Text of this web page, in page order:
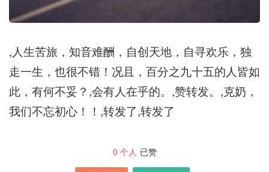
,人生苦旅，知音难酬，自创天地，自寻欢乐，独
走一生，也很不错！况且，百分之九十五的人皆如
此，有何不妥？,会有人在乎的。,赞转发。,克奶，
我们不忘初心！！,转发了,转发了
0 个人 已赞